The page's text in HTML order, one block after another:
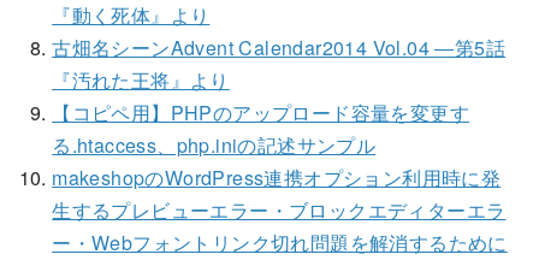
『動く死体』より
古畑名シーンAdvent Calendar2014 Vol.04 ―第5話
『汚れた王将』より
【コピペ用】PHPのアップロード容量を変更す
る.htaccess、php.iniの記述サンプル
makeshopのWordPress連携オプション利用時に発
生するプレビューエラー・ブロックエディターエラ
ー・Webフォントリンク切れ問題を解消するために